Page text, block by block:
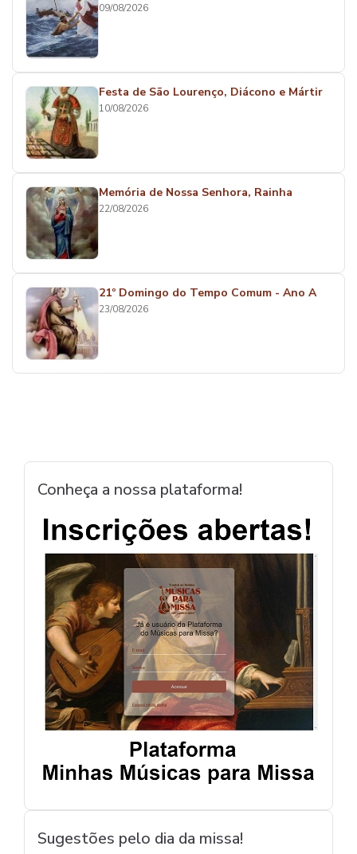
09/08/2026
Festa de São Lourenço, Diácono e Mártir
10/08/2026
Memória de Nossa Senhora, Rainha
22/08/2026
21º Domingo do Tempo Comum - Ano A
23/08/2026
Conheça a nossa plataforma!
Sugestões pelo dia da missa!